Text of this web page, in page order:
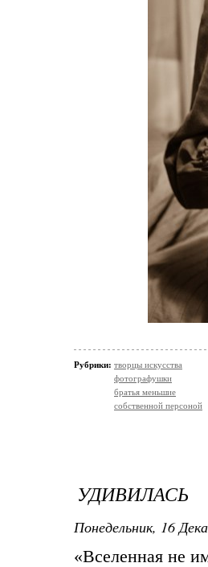
Рубрики: творцы искусства
фотографушки
братья меньшие
собственной персоной
УДИВИЛАСЬ
Понедельник, 16
«Вселенная не